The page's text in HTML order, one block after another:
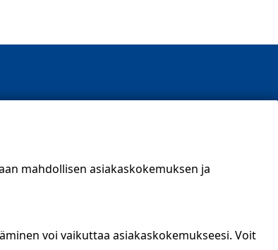
mahdollisen asiakaskokemuksen ja
voi vaikuttaa asiakaskokemukseesi. Voit